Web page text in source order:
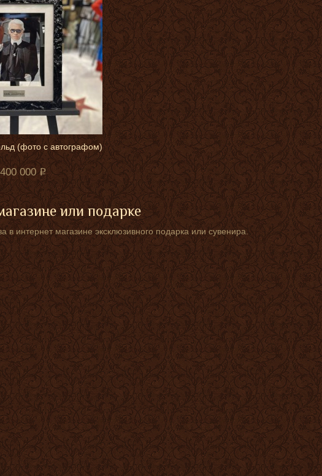
(фото с автографом)
400 000
или подарке
в интернет магазине эксклюзивного подарка или сувенира.